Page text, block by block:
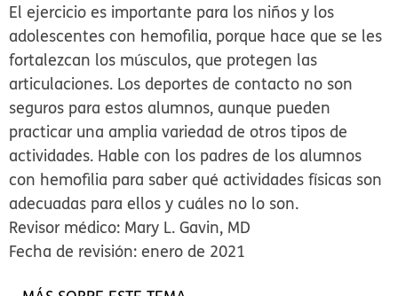
El ejercicio es importante para los niños y los
adolescentes con hemofilia, porque hace que se les
fortalezcan los músculos, que protegen las
articulaciones. Los deportes de contacto no son
seguros para estos alumnos, aunque pueden
practicar una amplia variedad de otros tipos de
actividades. Hable con los padres de los alumnos
con hemofilia para saber qué actividades físicas son
adecuadas para ellos y cuáles no lo son.
Revisor médico: Mary L. Gavin, MD
Fecha de revisión: enero de 2021